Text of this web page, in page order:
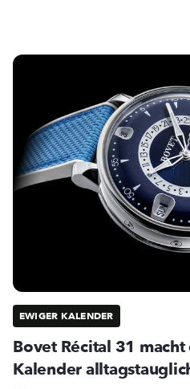
EWIGER KALENDER
Bovet Récital 31
Kalender